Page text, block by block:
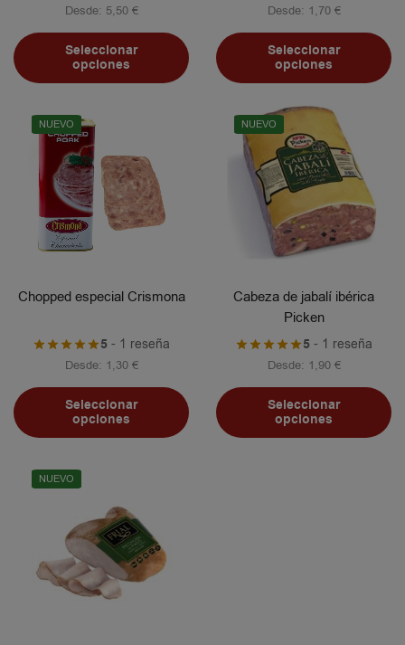
Desde: 5,50 €
Seleccionar
opciones
Desde: 1,70 €
Seleccionar
opciones
NUEVO
Chopped especial Crismona
5 - 1 reseña
Desde: 1,30 €
Seleccionar
opciones
NUEVO
Cabeza de jabalí ibérica
Picken
5 - 1 reseña
Desde: 1,90 €
Seleccionar
opciones
NUEVO